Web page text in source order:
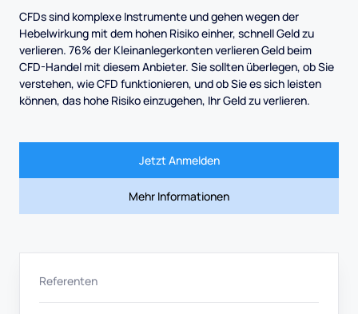
CFDs sind komplexe Instrumente und gehen wegen der
Hebelwirkung mit dem hohen Risiko einher, schnell Geld zu
verlieren. 76% der Kleinanlegerkonten verlieren Geld beim
CFD-Handel mit diesem Anbieter. Sie sollten überlegen, ob Sie
verstehen, wie CFD funktionieren, und ob Sie es sich leisten
können, das hohe Risiko einzugehen, Ihr Geld zu verlieren.
Jetzt Anmelden
Mehr Informationen
Referenten